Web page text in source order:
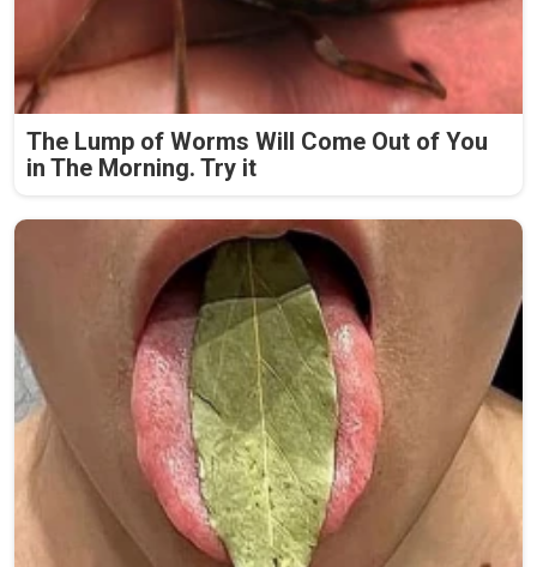
The Lump of Worms Will Come Out of You
in The Morning. Try it